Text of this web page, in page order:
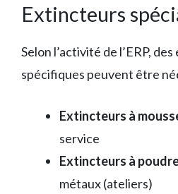
Extincteurs
Selon l’activité de l’ERP,
spécifiques peuvent être
Extincteurs à
service
Extincteurs à
métaux (ateliers)